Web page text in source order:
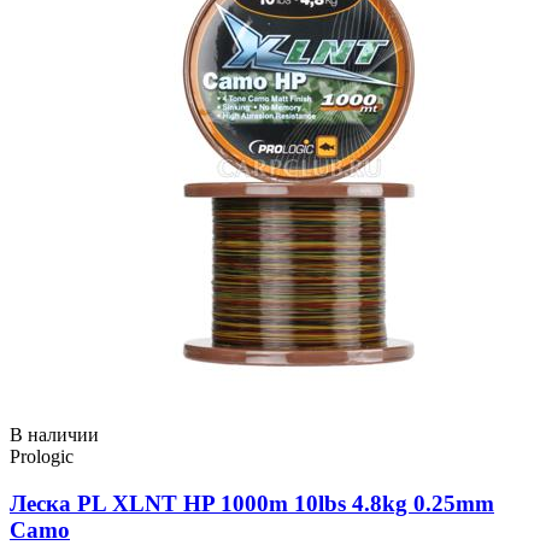
В наличии
Prologic
Леска PL XLNT HP 1000m 10lbs 4.8kg 0.25mm
Camo